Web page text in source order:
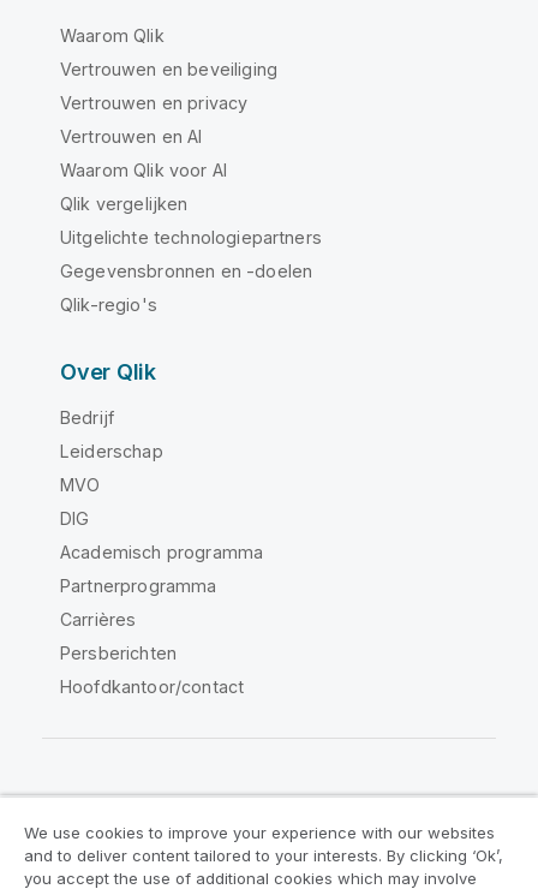
Waarom Qlik
Vertrouwen en beveiliging
Vertrouwen en privacy
Vertrouwen en AI
Waarom Qlik voor AI
Qlik vergelijken
Uitgelichte technologiepartners
Gegevensbronnen en -doelen
Qlik-regio's
Over Qlik
Bedrijf
Leiderschap
MVO
DIG
Academisch programma
Partnerprogramma
Carrières
Persberichten
Hoofdkantoor/contact
Juridische overeenkomsten
We use cookies to improve your experience with our websites
and to deliver content tailored to your interests. By clicking ‘Ok’,
you accept the use of additional cookies which may involve